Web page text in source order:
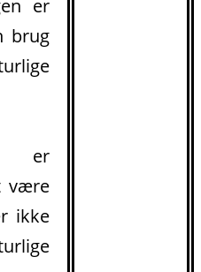
er
brug
er
være
ikke